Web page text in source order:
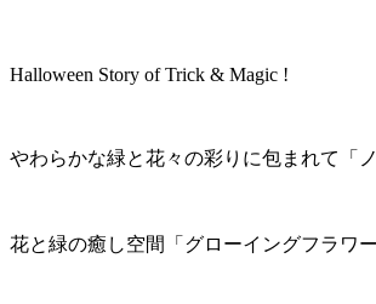
Halloween Story of Trick & Magic !
やわらかな緑と花々の彩りに包まれて「
花と緑の癒し空間「グローイングフラワー